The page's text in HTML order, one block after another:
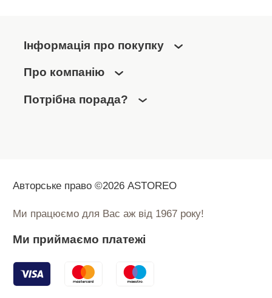
Інформація про покупку
Про компанію
Потрібна порада?
Авторське право ©2026 ASTOREO
Ми працюємо для Вас аж від 1967 року!
Ми приймаємо платежі